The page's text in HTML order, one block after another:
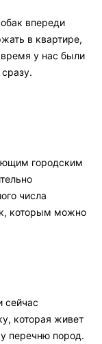
впереди
в квартире,
у нас были
городским
числа
которым можно
сейчас
которая живет
перечню пород.